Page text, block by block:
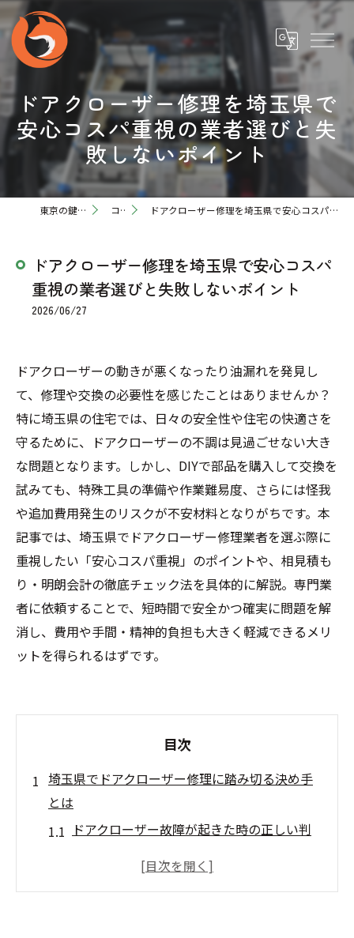
ドアクローザー修理を埼玉県で
安心コスパ重視の業者選びと失
敗しないポイント
東京の鍵なら万屋狐 コラム ドアクローザー修理を埼玉県で安心コスパ重視の業者選びと失敗しないポイント
ドアクローザー修理を埼玉県で安心コスパ
重視の業者選びと失敗しないポイント
2026/06/27
ドアクローザーの動きが悪くなったり油漏れを発見し
て、修理や交換の必要性を感じたことはありませんか？
特に埼玉県の住宅では、日々の安全性や住宅の快適さを
守るために、ドアクローザーの不調は見過ごせない大き
な問題となります。しかし、DIYで部品を購入して交換を
試みても、特殊工具の準備や作業難易度、さらには怪我
や追加費用発生のリスクが不安材料となりがちです。本
記事では、埼玉県でドアクローザー修理業者を選ぶ際に
重視したい「安心コスパ重視」のポイントや、相見積も
り・明朗会計の徹底チェック法を具体的に解説。専門業
者に依頼することで、短時間で安全かつ確実に問題を解
消し、費用や手間・精神的負担も大きく軽減できるメリ
ットを得られるはずです。
目次
埼玉県でドアクローザー修理に踏み切る決め手
とは
ドアクローザー故障が起きた時の正しい判
交換時期の目安とドアクローザーの寿命チ